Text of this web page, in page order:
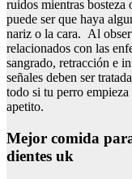
ruidos mientras bosteza
puede ser que haya
nariz o la cara. Al
relacionados con las
sangrado, retracción e
señales deben ser
todo si tu perro
apetito.
Mejor comida
dientes uk